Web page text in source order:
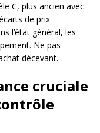
C, plus ancien avec
de prix
l’état général, les
Ne pas
décevant.
cruciale